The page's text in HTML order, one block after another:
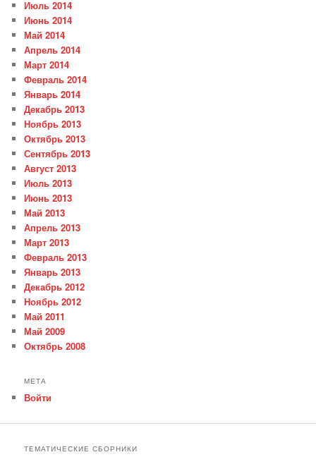
Июль 2014
Июнь 2014
Май 2014
Апрель 2014
Март 2014
Февраль 2014
Январь 2014
Декабрь 2013
Ноябрь 2013
Октябрь 2013
Сентябрь 2013
Август 2013
Июль 2013
Июнь 2013
Май 2013
Апрель 2013
Март 2013
Февраль 2013
Январь 2013
Декабрь 2012
Ноябрь 2012
Май 2011
Май 2009
Октябрь 2008
МЕТА
Войти
ТЕМАТИЧЕСКИЕ СБОРНИКИ